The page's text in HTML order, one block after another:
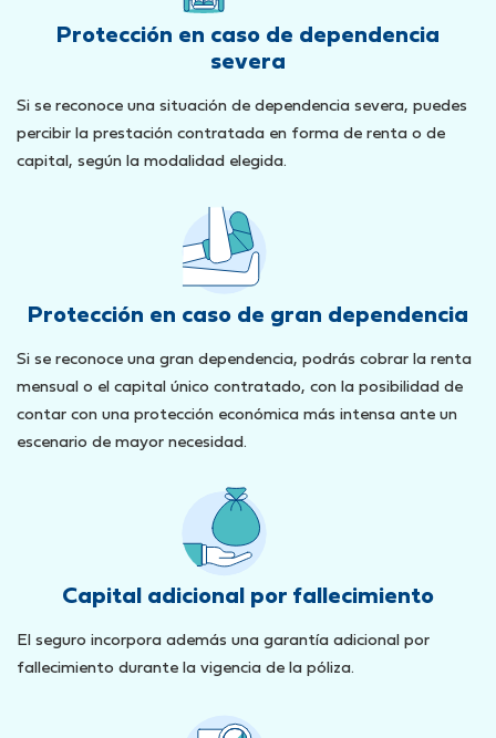
Protección en caso de dependencia
severa
Si se reconoce una situación de dependencia severa, puedes
percibir la prestación contratada en forma de renta o de
capital, según la modalidad elegida.
Protección en caso de gran dependencia
Si se reconoce una gran dependencia, podrás cobrar la renta
mensual o el capital único contratado, con la posibilidad de
contar con una protección económica más intensa ante un
escenario de mayor necesidad.
Capital adicional por fallecimiento
El seguro incorpora además una garantía adicional por
fallecimiento durante la vigencia de la póliza.